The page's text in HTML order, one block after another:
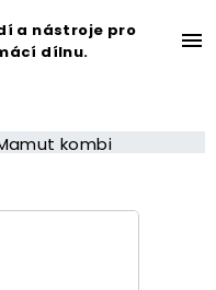
a nástroje pro
dílnu.
kombi
menu